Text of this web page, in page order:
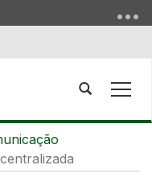
Abrir
busca